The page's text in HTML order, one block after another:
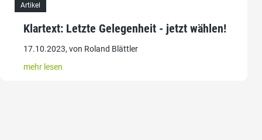
Artikel
Klartext: Letzte Gelegenheit - jetzt wählen!
17.10.2023, von Roland Blättler
mehr lesen